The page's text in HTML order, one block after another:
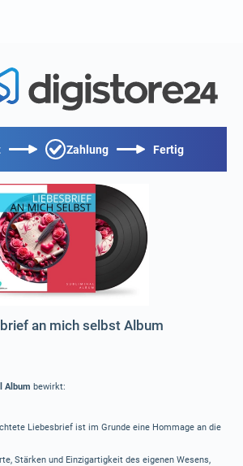
Zahlung Fertig
an mich selbst Album
Album bewirkt:
Liebesbrief ist im Grunde eine Hommage an die
Stärken und Einzigartigkeit des eigenen Wesens,